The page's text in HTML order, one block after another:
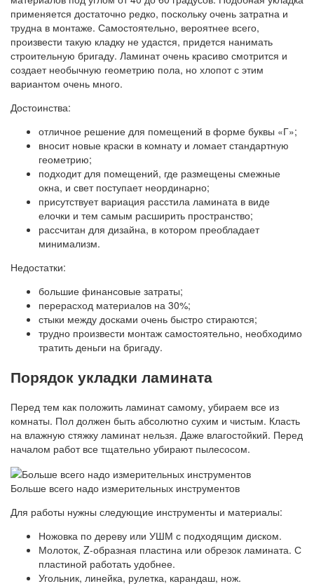
применяется достаточно редко, поскольку очень затратна и
трудна в монтаже. Самостоятельно, вероятнее всего,
произвести такую кладку не удастся, придется нанимать
строительную бригаду. Ламинат очень красиво смотрится и
создает необычную геометрию пола, но хлопот с этим
вариантом очень много.
Достоинства:
отличное решение для помещений в форме буквы «Г»;
вносит новые краски в комнату и ломает стандартную
геометрию;
подходит для помещений, где размещены смежные
окна, и свет поступает неординарно;
присутствует вариация расстила ламината в виде
елочки и тем самым расширить пространство;
рассчитан для дизайна, в котором преобладает
минимализм.
Недостатки:
большие финансовые затраты;
перерасход материалов на 30%;
стыки между досками очень быстро стираются;
трудно произвести монтаж самостоятельно, необходимо
тратить деньги на бригаду.
Порядок укладки ламината
Перед тем как положить ламинат самому, убираем все из
комнаты. Пол должен быть абсолютно сухим и чистым. Класть
на влажную стяжку ламинат нельзя. Даже влагостойкий. Перед
началом работ все тщательно убирают пылесосом.
Больше всего надо измерительных инструментов
Для работы нужны следующие инструменты и материалы:
Ножовка по дереву или УШМ с подходящим диском.
Молоток, Z-образная пластина или обрезок ламината. С
пластиной работать удобнее.
Угольник, линейка, рулетка, карандаш, нож.